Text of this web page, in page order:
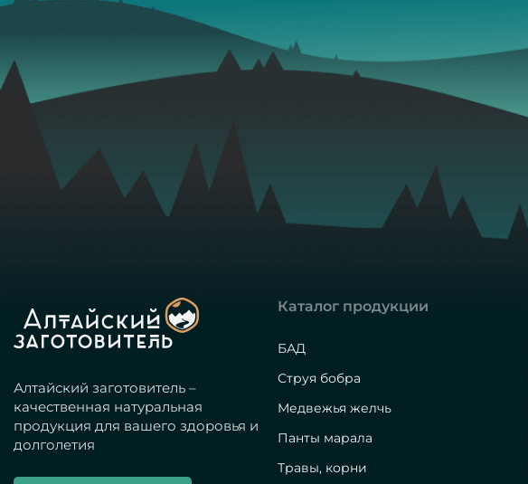
Алтайский заготовитель –
качественная натуральная
продукция для вашего здоровья и
долголетия
Каталог продукции
БАД
Струя бобра
Медвежья желчь
Панты марала
Травы, корни